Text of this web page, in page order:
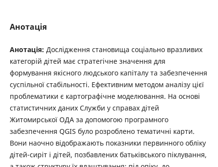
Анотація
Анотація: Дослідження становища соціально вразливих
категорій дітей має стратегічне значення для
формування якісного людського капіталу та забезпечення
суспільної стабільності. Ефективним методом аналізу цієї
проблематики є картографічне моделювання. На основі
статистичних даних Служби у справах дітей
Житомирської ОДА за допомогою програмного
забезпечення QGIS було розроблено тематичні карти.
Вони наочно відображають показники первинного обліку
дітей-сиріт і дітей, позбавлених батьківського піклування,